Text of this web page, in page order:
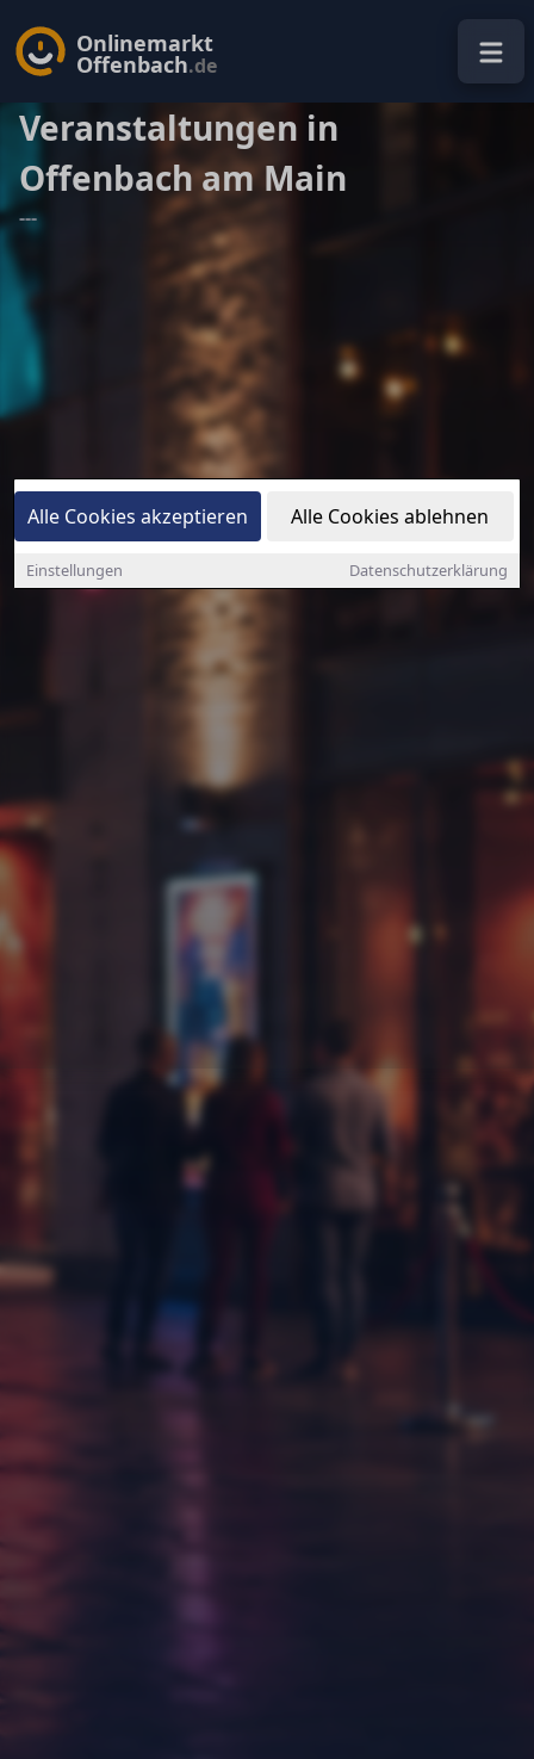
Alle Cookies akzeptieren Alle Cookies ablehnen
Einstellungen Datenschutzerklärung
Onlinemarkt
Offenbach.de
Veranstaltungen in
Offenbach am Main
---